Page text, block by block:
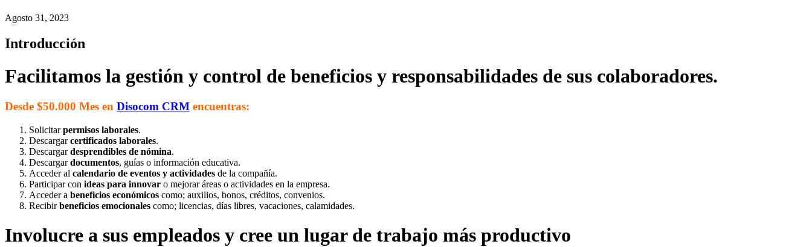
Agosto 31, 2023
Introducción
Facilitamos la gestión y control de beneficios y responsabilidades de sus colaboradores.
Desde $50.000 Mes en Disocom CRM encuentras:
Solicitarpermisos laborales.
Descargarcertificados laborales.
Descargardesprendibles de nómina.
Descargardocumentos, guías o información educativa.
Acceder al calendario de eventos y actividades de la compañía.
Participar con ideas para innovar o mejorar áreas o actividades en la empresa.
Acceder a beneficios económicos como; auxilios, bonos, créditos, convenios.
Recibirbeneficios emocionales como; licencias, días libres, vacaciones, calamidades.
Involucre a sus empleados y cree un lugar de trabajo más productivo